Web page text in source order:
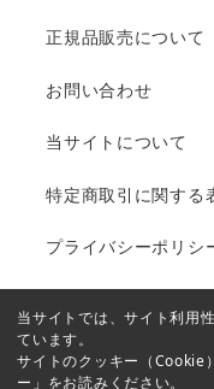
正規品販売について
お問い合わせ
当サイトについて
特定商取引に関する
プライバシーポリシ
Copyright © 2005-
当サイトでは、サイト利用
ています。
サイトのクッキー（Cookie
ー」 をお読みください。